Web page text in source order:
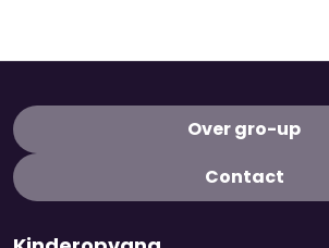
Over gro-up
Contact